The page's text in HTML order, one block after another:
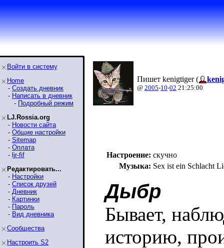
Войти в систему
Home
- Создать дневник
- Написать в дневник
- Подробный режим
LJ.Rossia.org
- Новости сайта
- Общие настройки
- Sitemap
- Оплата
- ljr-fif
Редактировать...
- Настройки
- Список друзей
- Дневник
- Картинки
- Пароль
- Вид дневника
Сообщества
Настроить S2
Пишет kenigtiger (
@ 2005-10-02 21:25:00
Настроение: скучно
Музыка: Sex ist ein Schlacht
Дыбр
Бывает,
историю,